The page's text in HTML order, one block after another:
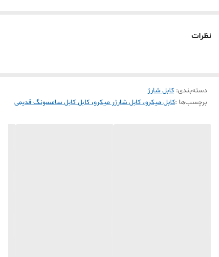
این کابل برای افرادی که به دنبال یک کابل میکرو دم دستی با قیمت
🚚 ارسال سریع به سراسر کشور
نظرات
دسته‌بندی: کابل شارژ
برچسب‌ها :کابل میکرو، کابل شارژر میکرو، کابل کابل سامسونگ قدیمی